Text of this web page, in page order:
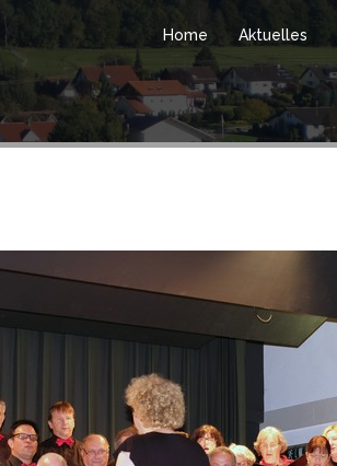
Home Aktuelles